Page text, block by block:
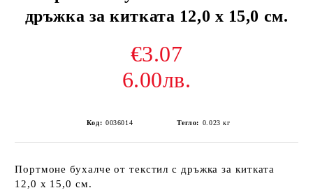
дръжка за китката 12,0 х 15,0 см.
€3.07
6.00лв.
Код: 0036014 Тегло: 0.023 кг
Портмоне бухалче от текстил с дръжка за китката
12,0 х 15,0 см.